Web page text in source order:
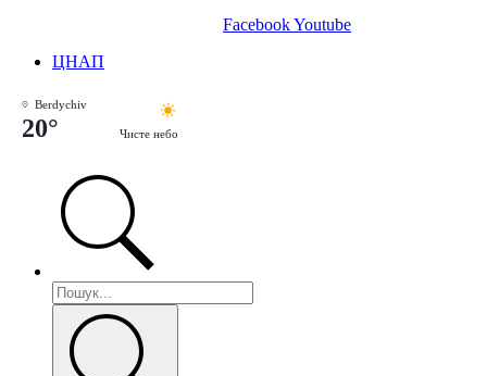
FacebookYoutube
ЦНАП
Berdychiv
20° Чисте небо